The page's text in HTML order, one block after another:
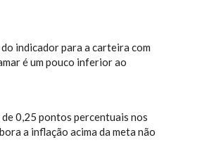
indicador para a carteira com
é um pouco inferior ao
0,25 pontos percentuais nos
a inflação acima da meta não